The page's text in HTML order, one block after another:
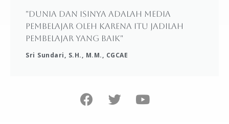
"Dunia dan isinya adalah media
pembelajar oleh karena itu jadilah
pembelajar yang baik"
Sri Sundari, S.H., M.M., CGCAE